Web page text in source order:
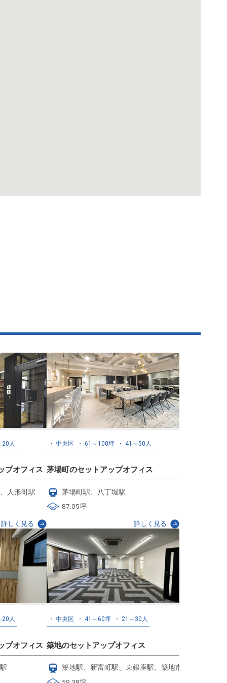
20人
プオフィス
人形町駅
詳しく見る
中央区 61～100坪 41～50人
茅場町のセットアップオフィス
茅場町駅、八丁堀駅
87.05坪
詳しく見る
20人
プオフィス
中央区 41～60坪 21～30人
築地のセットアップオフィス
築地駅、新富町駅、東銀座駅、築地市場駅